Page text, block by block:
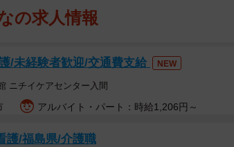
の求人情報
/未経験者歓迎/交通費支給 NEW
ニチイケアセンター入間
アルバイト・パート：時給1,206円～
護/福島県/介護職